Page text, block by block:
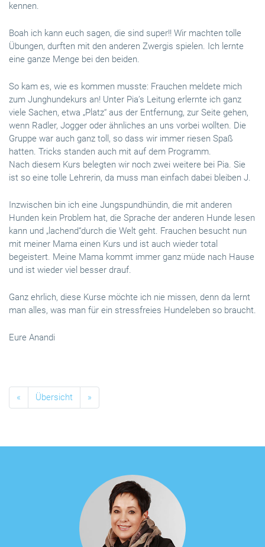
kennen.
Boah ich kann euch sagen, die sind super!! Wir machten tolle
Übungen, durften mit den anderen Zwergis spielen. Ich lernte
eine ganze Menge bei den beiden.
So kam es, wie es kommen musste: Frauchen meldete mich
zum Junghundekurs an! Unter Pia’s Leitung erlernte ich ganz
viele Sachen, etwa „Platz“ aus der Entfernung, zur Seite gehen,
wenn Radler, Jogger oder ähnliches an uns vorbei wollten. Die
Gruppe war auch ganz toll, so dass wir immer riesen Spaß
hatten. Tricks standen auch mit auf dem Programm.
Nach diesem Kurs belegten wir noch zwei weitere bei Pia. Sie
ist so eine tolle Lehrerin, da muss man einfach dabei bleiben J.
Inzwischen bin ich eine Jungspundhündin, die mit anderen
Hunden kein Problem hat, die Sprache der anderen Hunde lesen
kann und „lachend“durch die Welt geht. Frauchen besucht nun
mit meiner Mama einen Kurs und ist auch wieder total
begeistert. Meine Mama kommt immer ganz müde nach Hause
und ist wieder viel besser drauf.
Ganz ehrlich, diese Kurse möchte ich nie missen, denn da lernt
man alles, was man für ein stressfreies Hundeleben so braucht.
Eure Anandi
« Übersicht »